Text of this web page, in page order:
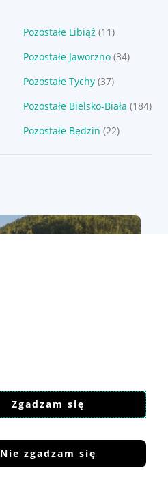
Zgadzam się
Nie zgadzam się
Pozostałe Libiąż (11)
Pozostałe Jaworzno (34)
Pozostałe Tychy (37)
Pozostałe Bielsko-Biała (184)
Pozostałe Będzin (22)